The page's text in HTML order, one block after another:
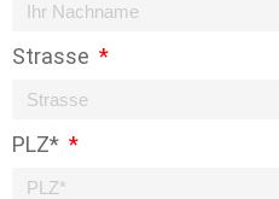
Strasse
PLZ*